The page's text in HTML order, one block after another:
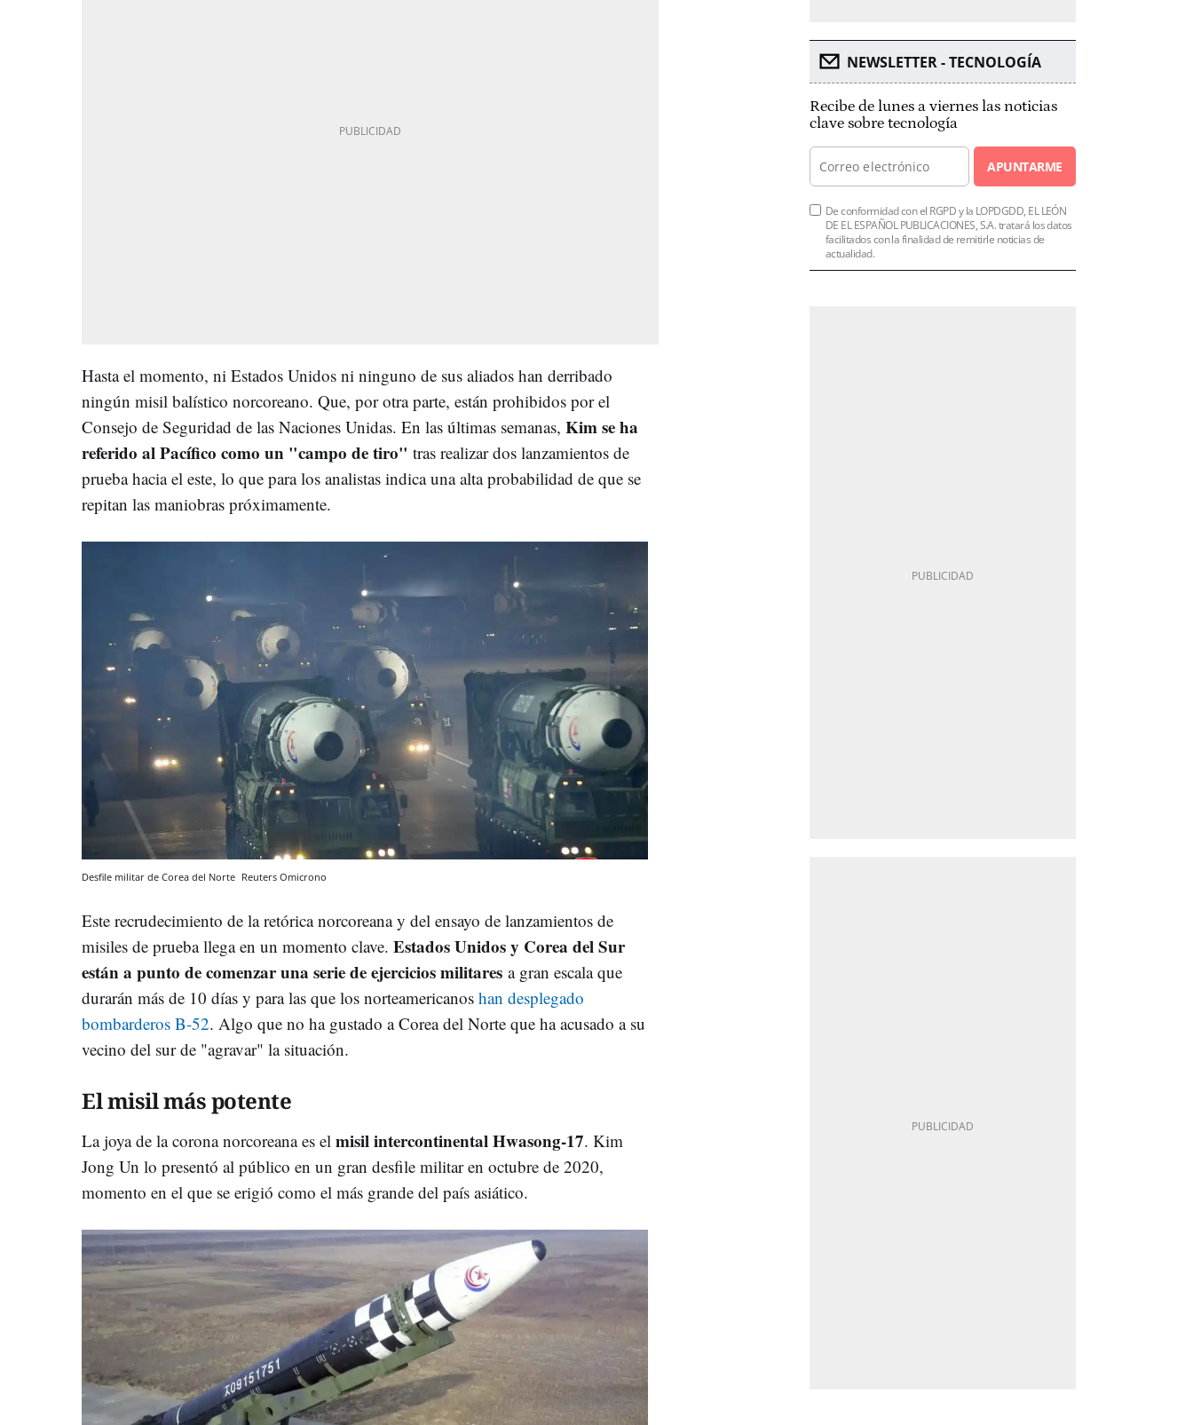
Hasta el momento, ni Estados Unidos ni ninguno de sus aliados han derribado
ningún misil balístico norcoreano. Que, por otra parte, están prohibidos por el
Consejo de Seguridad de las Naciones Unidas. En las últimas semanas, Kim se ha
referido al Pacífico como un "campo de tiro" tras realizar dos lanzamientos de
prueba hacia el este, lo que para los analistas indica una alta probabilidad de que se
repitan las maniobras próximamente.
Desfile militar de Corea del Norte Reuters Omicrono
Este recrudecimiento de la retórica norcoreana y del ensayo de lanzamientos de
misiles de prueba llega en un momento clave. Estados Unidos y Corea del Sur
están a punto de comenzar una serie de ejercicios militares a gran escala que
durarán más de 10 días y para las que los norteamericanos han desplegado
bombarderos B-52. Algo que no ha gustado a Corea del Norte que ha acusado a su
vecino del sur de "agravar" la situación.
El misil más potente
La joya de la corona norcoreana es el misil intercontinental Hwasong-17. Kim
Jong Un lo presentó al público en un gran desfile militar en octubre de 2020,
momento en el que se erigió como el más grande del país asiático.
NEWSLETTER - TECNOLOGÍA
Recibe de lunes a viernes las noticias
clave sobre tecnología
APUNTARME
De conformidad con el RGPD y la LOPDGDD, EL LEÓN
DE EL ESPAÑOL PUBLICACIONES, S.A. tratará los datos
facilitados con la finalidad de remitirle noticias de
actualidad.